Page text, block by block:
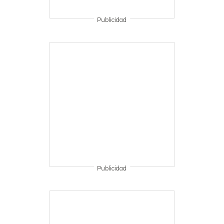
Publicidad
Publicidad